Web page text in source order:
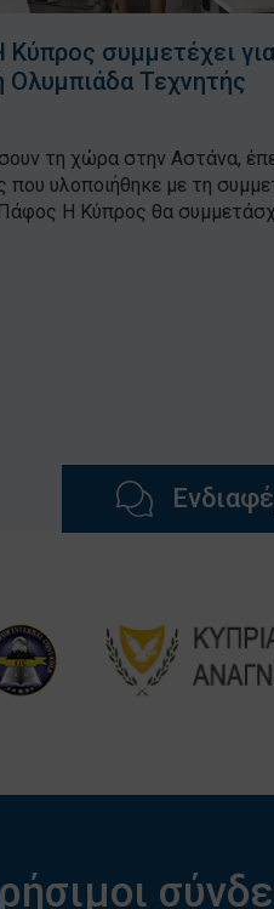
συμμετέχει για
Τεχνητής
τη χώρα στην Αστάνα,
υλοποιήθηκε με τη
Η Κύπρος θα